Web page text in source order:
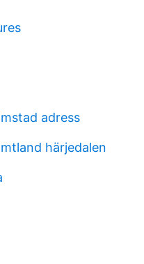
adress
härjedalen